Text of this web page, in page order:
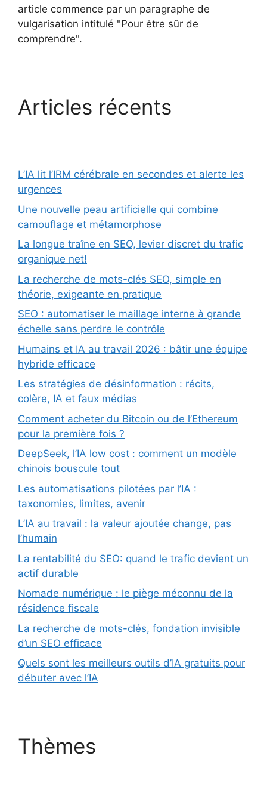
article commence par un paragraphe de
vulgarisation intitulé "Pour être sûr de
comprendre".
Articles récents
L’IA lit l’IRM cérébrale en secondes et alerte les
urgences
Une nouvelle peau artificielle qui combine
camouflage et métamorphose
La longue traîne en SEO, levier discret du trafic
organique net!
La recherche de mots-clés SEO, simple en
théorie, exigeante en pratique
SEO : automatiser le maillage interne à grande
échelle sans perdre le contrôle
Humains et IA au travail 2026 : bâtir une équipe
hybride efficace
Les stratégies de désinformation : récits,
colère, IA et faux médias
Comment acheter du Bitcoin ou de l’Ethereum
pour la première fois ?
DeepSeek, l’IA low cost : comment un modèle
chinois bouscule tout
Les automatisations pilotées par l’IA :
taxonomies, limites, avenir
L’IA au travail : la valeur ajoutée change, pas
l’humain
La rentabilité du SEO: quand le trafic devient un
actif durable
Nomade numérique : le piège méconnu de la
résidence fiscale
La recherche de mots-clés, fondation invisible
d’un SEO efficace
Quels sont les meilleurs outils d’IA gratuits pour
débuter avec l’IA
Thèmes